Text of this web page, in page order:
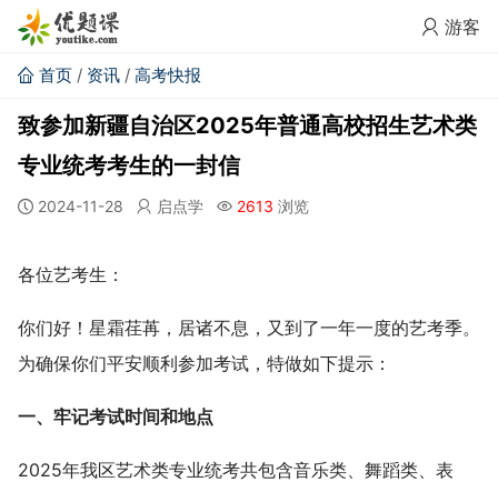
游客
首页 / 资讯 / 高考快报
致参加新疆自治区2025年普通高校招生艺术类
专业统考考生的一封信
2024-11-28 启点学 2613 浏览
各位艺考生：
你们好！星霜荏苒，居诸不息，又到了一年一度的艺考季。
为确保你们平安顺利参加考试，特做如下提示：
一、牢记考试时间和地点
2025年我区艺术类专业统考共包含音乐类、舞蹈类、表